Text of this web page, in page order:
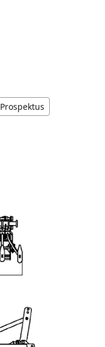
Prospektus